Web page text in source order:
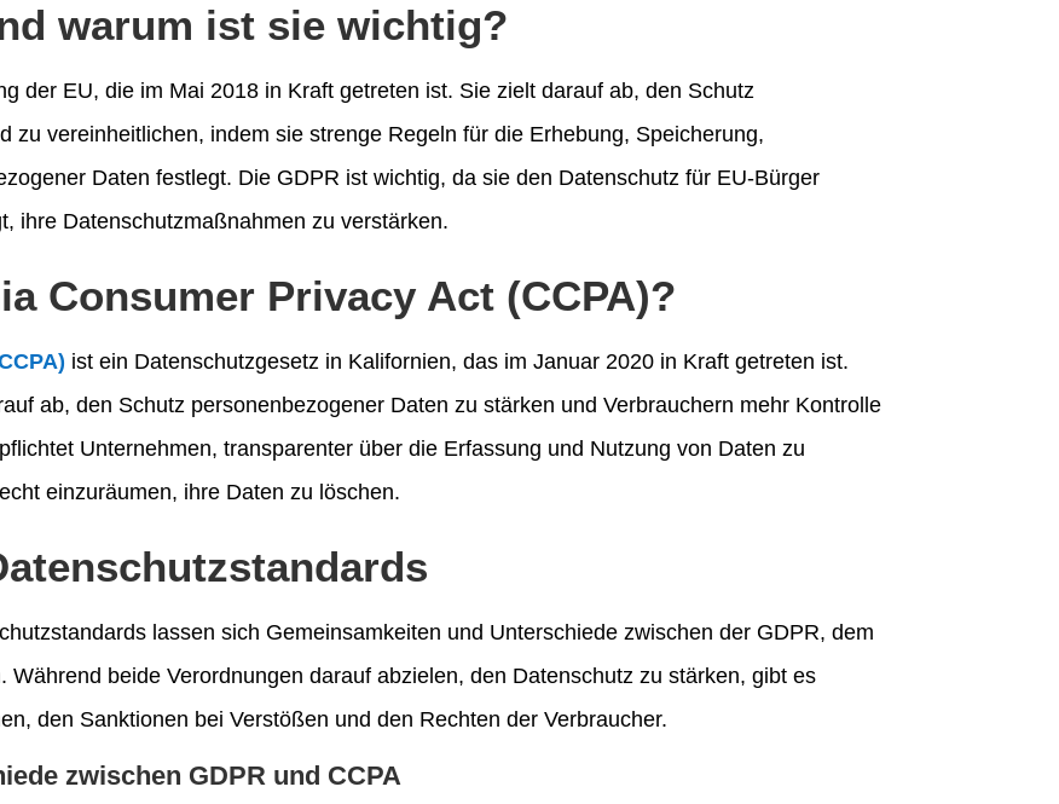
warum ist sie wichtig?
der EU, die im Mai 2018 in Kraft getreten ist. Sie zielt darauf ab, den Schutz
zu vereinheitlichen, indem sie strenge Regeln für die Erhebung, Speicherung,
Daten festlegt. Die GDPR ist wichtig, da sie den Datenschutz für EU-Bürger
ihre Datenschutzmaßnahmen zu verstärken.
Consumer Privacy Act (CCPA)?
ist ein Datenschutzgesetz in Kalifornien, das im Januar 2020 in Kraft getreten ist.
ab, den Schutz personenbezogener Daten zu stärken und Verbrauchern mehr Kontrolle
Unternehmen, transparenter über die Erfassung und Nutzung von Daten zu
einzuräumen, ihre Daten zu löschen.
lassen sich Gemeinsamkeiten und Unterschiede zwischen der GDPR, dem
Während beide Verordnungen darauf abzielen, den Datenschutz zu stärken, gibt es
den Sanktionen bei Verstößen und den Rechten der Verbraucher.
zwischen GDPR und CCPA